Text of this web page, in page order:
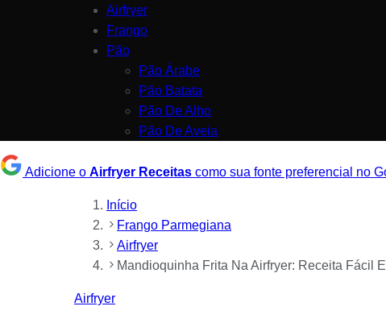
Airfryer
Frango
Pão
Pão Árabe
Pão Batata
Pão De Alho
Pão De Aveia
Adicione o Airfryer Receitas como sua fonte preferencial no
Início
Frango Parmegiana
Airfryer
Mandioquinha Frita Na Airfryer: Receita Fácil
Airfryer